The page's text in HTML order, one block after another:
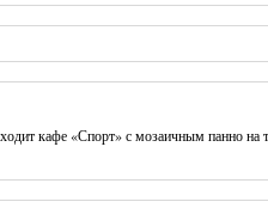
кафе «Спорт» с мозаичным панно